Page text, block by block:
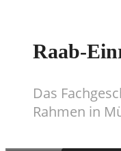
InhaltRaab-
Das
Rahmen in